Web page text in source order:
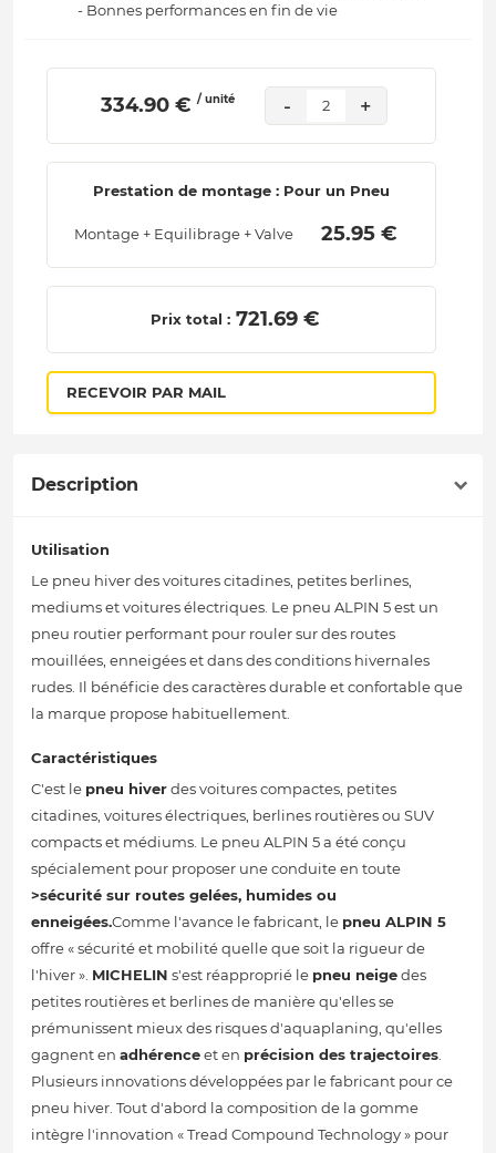
- Bonnes performances en fin de vie
334.90 € / unité - 2 +
Prestation de montage : Pour un Pneu
Montage + Equilibrage + Valve 25.95 €
Prix total : 721.69 €
RECEVOIR PAR MAIL
Description
Utilisation
Le pneu hiver des voitures citadines, petites berlines,
mediums et voitures électriques. Le pneu ALPIN 5 est un
pneu routier performant pour rouler sur des routes
mouillées, enneigées et dans des conditions hivernales
rudes. Il bénéficie des caractères durable et confortable que
la marque propose habituellement.
Caractéristiques
C'est le pneu hiverdes voitures compactes, petites
citadines, voitures électriques, berlines routières ou SUV
compacts et médiums. Le pneu ALPIN 5 a été conçu
spécialement pour proposer une conduite en toute
>sécurité sur routes gelées, humides ou
enneigées.Comme l'avance le fabricant, le pneu ALPIN 5
offre « sécurité et mobilité quelle que soit la rigueur de
l'hiver ». MICHELIN s'est réapproprié le pneu neigedes
petites routières et berlines de manière qu'elles se
prémunissent mieux des risques d'aquaplaning, qu'elles
gagnent en adhérenceet en précision des trajectoires.
Plusieurs innovations développées par le fabricant pour ce
pneu hiver. Tout d'abord la composition de la gomme
intègre l'innovation « Tread Compound Technology » pour